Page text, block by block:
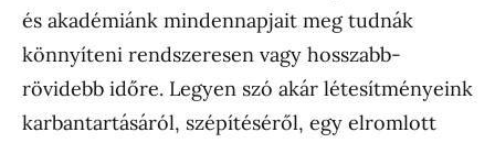
és akadémiánk mindennapjait meg tudnák
könnyíteni rendszeresen vagy hosszabb-
rövidebb időre. Legyen szó akár létesítményeink
karbantartásáról, szépítéséről, egy elromlott